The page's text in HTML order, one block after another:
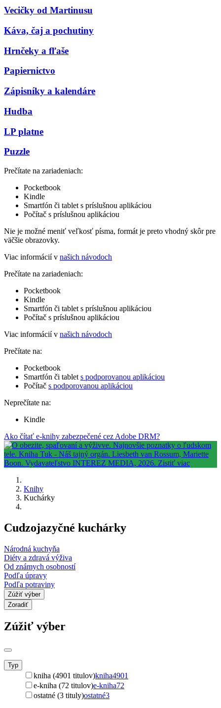
Vecičky od Martinusu
Káva, čaj a pochutiny
Hrnčeky a fľaše
Papiernictvo
Zápisníky a kalendáre
Hudba
LP platne
Puzzle
Prečítate na zariadeniach:
Pocketbook
Kindle
Smartfón či tablet s príslušnou aplikáciou
Počítač s príslušnou aplikáciou
Nie je možné meniť veľkosť písma, formát je preto vhodný skôr pre
väčšie obrazovky.
Viac informácií v našich návodoch
Prečítate na zariadeniach:
Pocketbook
Kindle
Smartfón či tablet s príslušnou aplikáciou
Počítač s príslušnou aplikáciou
Viac informácií v našich návodoch
Prečítate na:
Pocketbook
Smartfón či tablet s podporovanou aplikáciou
Počítač s podporovanou aplikáciou
Neprečítate na:
Kindle
Ako čítať e-knihy zabezpečené cez Adobe DRM?
Knihy
Kuchárky
Cudzojazyčné kuchárky
Národná kuchyňa
Diéty a zdravá výživa
Od známych osobností
Podľa úpravy
Podľa potraviny
Zúžiť výber
Zoradiť
Zúžiť výber
Typ
kniha (4901 titulov)kniha4901
e-kniha (72 titulov)e-kniha72
ostatné (3 tituly)ostatné3